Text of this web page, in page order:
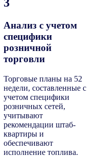
Анализ с учетом
специфики
розничной
торговли
Торговые планы на 52
недели, составленные с
учетом специфики
розничных сетей,
учитывают
рекомендации штаб-
квартиры и
обеспечивают
исполнение топлива.